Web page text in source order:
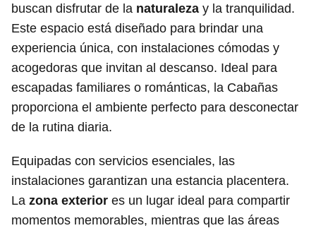
buscan disfrutar de la naturaleza y la tranquilidad.
Este espacio está diseñado para brindar una
experiencia única, con instalaciones cómodas y
acogedoras que invitan al descanso. Ideal para
escapadas familiares o románticas, la Cabañas
proporciona el ambiente perfecto para desconectar
de la rutina diaria.
Equipadas con servicios esenciales, las
instalaciones garantizan una estancia placentera.
La zona exterior es un lugar ideal para compartir
momentos memorables, mientras que las áreas